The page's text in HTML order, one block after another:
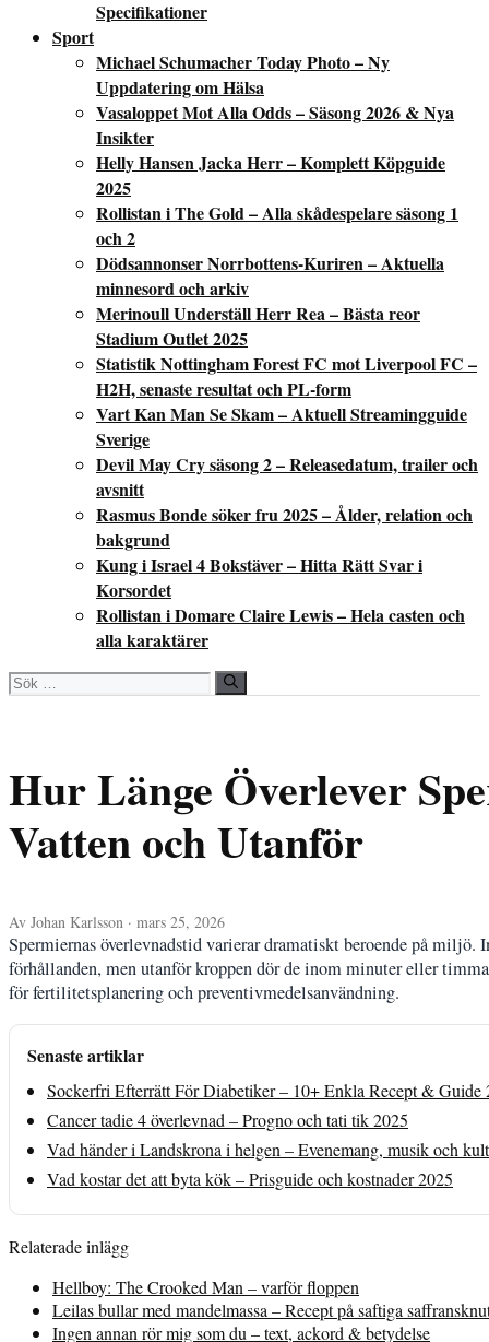
Specifikationer
Sport
Michael Schumacher Today Photo – Ny
Uppdatering om Hälsa
Vasaloppet Mot Alla Odds – Säsong 2026 & Nya
Insikter
Helly Hansen Jacka Herr – Komplett Köpguide
2025
Rollistan i The Gold – Alla skådespelare säsong 1
och 2
Dödsannonser Norrbottens-Kuriren – Aktuella
minnesord och arkiv
Merinoull Underställ Herr Rea – Bästa reor
Stadium Outlet 2025
Statistik Nottingham Forest FC mot Liverpool FC –
H2H, senaste resultat och PL-form
Vart Kan Man Se Skam – Aktuell Streamingguide
Sverige
Devil May Cry säsong 2 – Releasedatum, trailer och
avsnitt
Rasmus Bonde söker fru 2025 – Ålder, relation och
bakgrund
Kung i Israel 4 Bokstäver – Hitta Rätt Svar i
Korsordet
Rollistan i Domare Claire Lewis – Hela casten och
alla karaktärer
Sök
efter:
Hur Länge Överlever
Vatten och Utanför
Av Johan Karlsson · mars 25, 2026
Spermiernas överlevnadstid varierar dramatiskt beroende på
förhållanden, men utanför kroppen dör de inom minuter eller
för fertilitetsplanering och preventivmedelsanvändning.
Senaste artiklar
Sockerfri Efterrätt För Diabetiker – 10+ Enkla Recept & Guide
Cancer tadie 4 överlevnad – Progno och tati tik 2025
Vad händer i Landskrona i helgen – Evenemang, musik och
Vad kostar det att byta kök – Prisguide och kostnader 2025
Relaterade inlägg
Hellboy: The Crooked Man – varför floppen
Leilas bullar med mandelmassa – Recept på saftiga
Ingen annan rör mig som du – text, ackord & betydelse